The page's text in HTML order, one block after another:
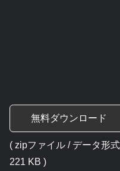
無料ダウンロード
( zipファイル / データ形
221 KB )